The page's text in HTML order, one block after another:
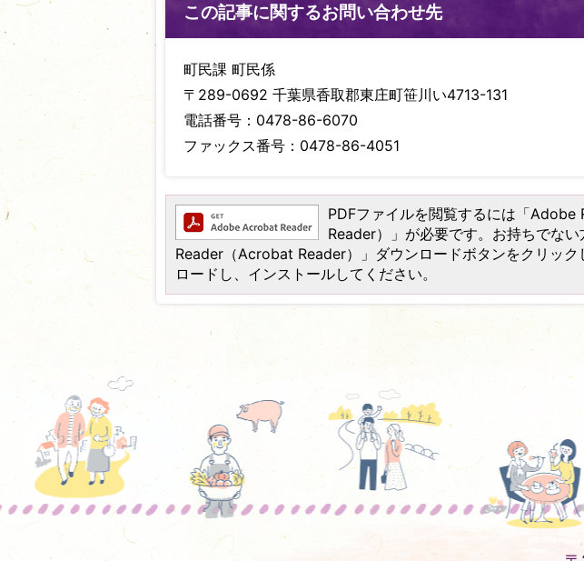
この記事に関するお問い合わせ先
町民課 町民係
〒289-0692 千葉県香取郡東庄町笹川い4713-131
電話番号：0478-86-6070
ファックス番号：0478-86-4051
PDFファイルを閲覧するには「
Reader）」が必要です。お持ちでな
Reader（Acrobat Reader）」ダウンロードボタンをクリック
ロードし、インストールしてください。